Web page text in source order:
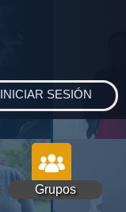
Grupos
INICIAR SESIÓN